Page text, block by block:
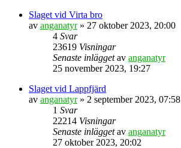
Slaget vid Virta bro
av anganatyr» 27 oktober 2023, 20:00
4 Svar
23619 Visningar
Senaste inläggetav anganatyr
25 november 2023, 19:27
Slaget vid Lappfjärd
av anganatyr» 2 september 2023, 07:58
1 Svar
22214 Visningar
Senaste inläggetav anganatyr
27 oktober 2023, 20:02